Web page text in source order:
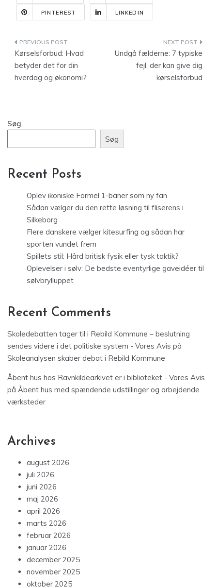
PINTEREST LINKEDIN
Indlægsnavigation
Kørselsforbud: Hvad
betyder det for din
hverdag og økonomi?
Undgå fælderne: 7 typiske
fejl, der kan give dig
kørselsforbud
Søg
Søg
Recent Posts
Oplev ikoniske Formel 1-baner som ny fan
Sådan vælger du den rette løsning til fliserens i
Silkeborg
Flere danskere vælger kitesurfing og sådan har
sporten vundet frem
Spillets stil: Hård britisk fysik eller tysk taktik?
Oplevelser i sølv: De bedste eventyrlige gaveidéer til
sølvbrylluppet
Recent Comments
Skoledebatten tager til i Rebild Kommune – beslutning
sendes videre i det politiske system - Vores Avis på
Skoleanalysen skaber debat i Rebild Kommune
Åbent hus hos Ravnkildearkivet er i biblioteket - Vores Avis
på Åbent hus med spændende udstillinger og arbejdende
værksteder
Archives
august 2026
juli 2026
juni 2026
maj 2026
april 2026
marts 2026
februar 2026
januar 2026
december 2025
november 2025
oktober 2025